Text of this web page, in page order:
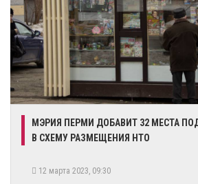
​МЭРИЯ ПЕРМИ ДОБАВИТ 32 МЕСТА
В СХЕМУ РАЗМЕЩЕНИЯ НТО
12 марта 2023, 09:30